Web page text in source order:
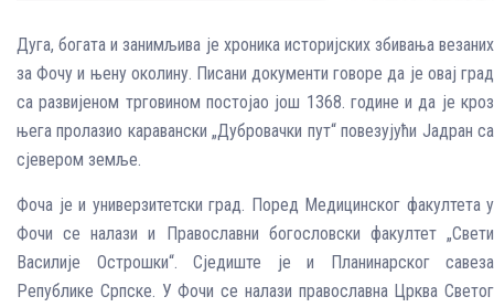
Дуга, богата и занимљива је хроника историјских збивања везаних
за Фочу и њену околину. Писани документи говоре да је овај град
са развијеном трговином постојао још 1368. године и да је кроз
њега пролазио каравански „Дубровачки пут“ повезујући Јадран са
сјевером земље.
Фоча је и универзитетски град. Поред Медицинског факултета у
Фочи се налази и Православни богословски факултет „Свети
Василије Острошки“. Сједиште је и Планинарског савеза
Републике Српске. У Фочи се налази православна Црква Светог